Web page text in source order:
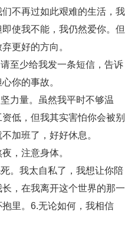
婚姻问题 脾气
时辰八字 爱情的句子
梦见 抽签算命
美妆
挽回男友 孕妇食谱
家庭暴力 孕中期
孕早期
交往 搭讪 光棍节
不再过如此艰难的生活，我
使我不能，我仍然爱你。但
更好的方向。
少给我发一条短信，告诉
你的事故。
量。虽然我平时不够温
低，但我其实害怕你会被别
加班了，好好休息。
，注意身体。
我太自私了，我想让你陪
，在我离开这个世界的那一
里。6.无论如何，我相信